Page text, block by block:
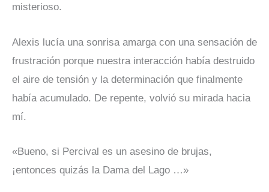
misterioso.
Alexis lucía una sonrisa amarga con una sensación de
frustración porque nuestra interacción había destruido
el aire de tensión y la determinación que finalmente
había acumulado. De repente, volvió su mirada hacia
mí.
«Bueno, si Percival es un asesino de brujas,
¡entonces quizás la Dama del Lago …»